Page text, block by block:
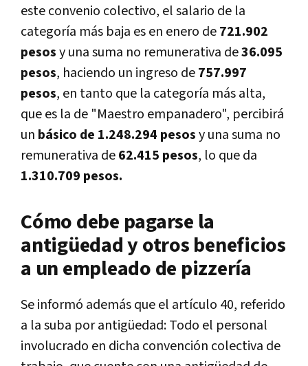
este convenio colectivo, el salario de la
categoría más baja es en enero de721.902
pesosy una suma no remunerativa de36.095
pesos, haciendo un ingreso de757.997
pesos, en tanto que la categoría más alta,
que es la de "Maestro empanadero", percibirá
un básico de 1.248.294 pesosy una suma no
remunerativa de62.415 pesos, lo que da
1.310.709 pesos.
Cómo debe pagarse la
antigüedad y otros beneficios
a un empleado de pizzería
Se informó además que el artículo 40, referido
a la suba por antigüedad: Todo el personal
involucrado en dicha convención colectiva de